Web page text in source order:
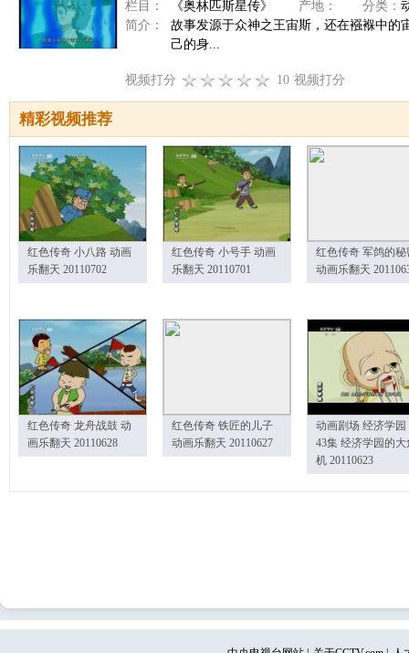
栏目：
《奥林匹斯星传》 产地： 分类：
简介：
故事发源于众神之王宙斯，还在襁褓中的
己的身...
视频打分 10 视频打分
精彩视频推荐
红色传奇 小八路 动画
乐翻天 20110702
红色传奇 小号手 动画
乐翻天 20110701
红色传奇 军鸽的秘
动画乐翻天
红色传奇 龙舟战鼓 动
画乐翻天 20110628
红色传奇 铁匠的儿子
动画乐翻天 20110627
动画剧场 经济学园
43集 经济学园的大
机 20110623